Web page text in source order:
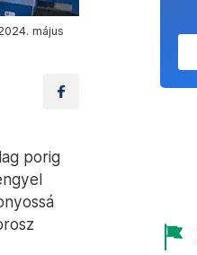
május
porig